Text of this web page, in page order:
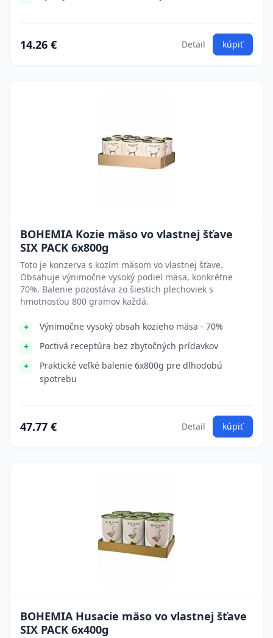
14.26 € Detail kúpiť
BOHEMIA Kozie mäso vo vlastnej šťave
SIX PACK 6x800g
Toto je konzerva s kozím mäsom vo vlastnej šťave.
Obsahuje výnimočne vysoký podiel mäsa, konkrétne
70%. Balenie pozostáva zo šiestich plechoviek s
hmotnosťou 800 gramov každá.
Výnimočne vysoký obsah kozieho mäsa - 70%
Poctivá receptúra bez zbytočných prídavkov
Praktické veľké balenie 6x800g pre dlhodobú
spotrebu
47.77 € Detail kúpiť
BOHEMIA Husacie mäso vo vlastnej šťave
SIX PACK 6x400g